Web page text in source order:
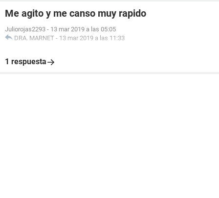
Me agito y me canso muy rapido
Juliorojas2293 - 13 mar 2019 a las 05:05
DRA. MARNET - 13 mar 2019 a las 11:33
1 respuesta